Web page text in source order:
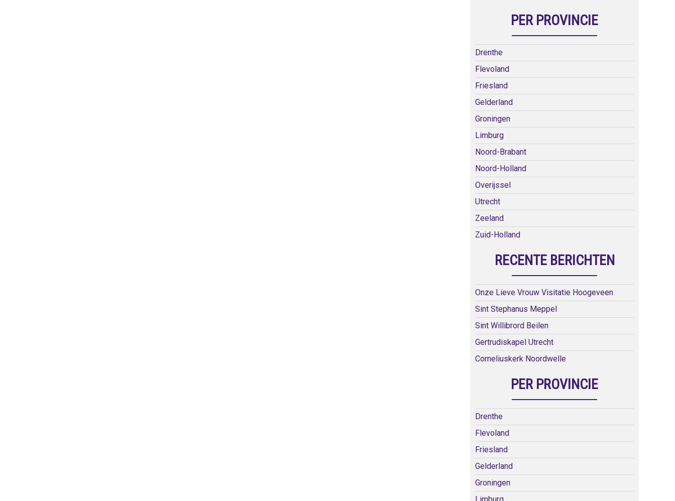
PER PROVINCIE
Drenthe
Flevoland
Friesland
Gelderland
Groningen
Limburg
Noord-Brabant
Noord-Holland
Overijssel
Utrecht
Zeeland
Zuid-Holland
RECENTE BERICHTEN
Onze Lieve Vrouw Visitatie Hoogeveen
Sint Stephanus Meppel
Sint Willibrord Beilen
Gertrudiskapel Utrecht
Corneliuskerk Noordwelle
PER PROVINCIE
Drenthe
Flevoland
Friesland
Gelderland
Groningen